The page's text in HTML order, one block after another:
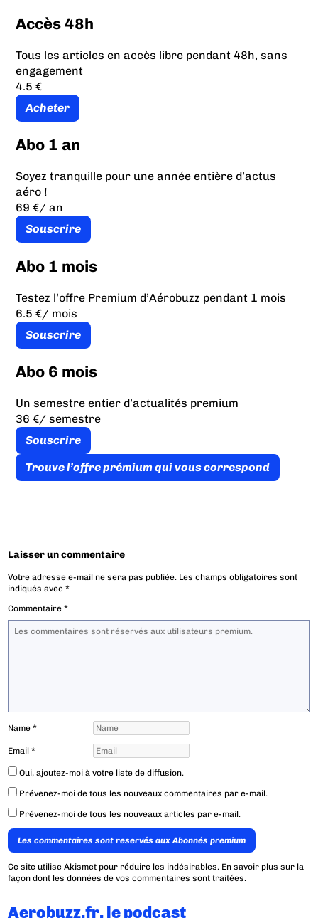
Accès 48h
Tous les articles en accès libre pendant 48h, sans
engagement
4.5 €
Acheter
Abo 1 an
Soyez tranquille pour une année entière d’actus
aéro !
69 €/ an
Souscrire
Abo 1 mois
Testez l’offre Premium d’Aérobuzz pendant 1 mois
6.5 €/ mois
Souscrire
Abo 6 mois
Un semestre entier d’actualités premium
36 €/ semestre
Souscrire
Trouve l’offre prémium qui vous correspond
Laisser un commentaire
Votre adresse e-mail ne sera pas publiée. Les champs obligatoires sont
indiqués avec*
Commentaire*
Name*
Email*
Oui, ajoutez-moi à votre liste de diffusion.
Prévenez-moi de tous les nouveaux commentaires par e-mail.
Prévenez-moi de tous les nouveaux articles par e-mail.
Les commentaires sont reservés aux Abonnés premium
Ce site utilise Akismet pour réduire les indésirables. En savoir plus sur la
façon dont les données de vos commentaires sont traitées.
Aerobuzz.fr, le podcast